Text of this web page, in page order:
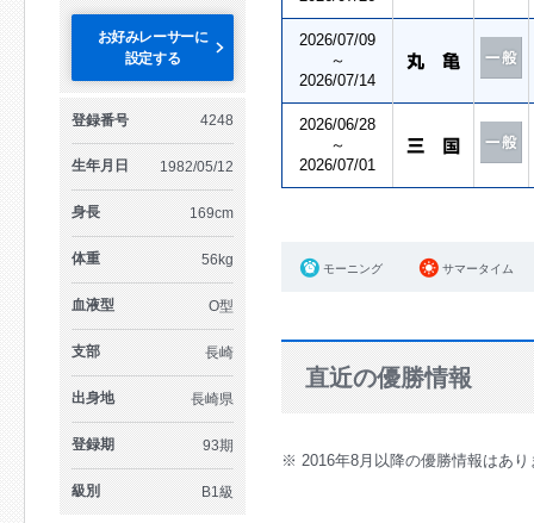
お好みレーサーに
設定する
登録番号 4248
生年月日 1982/05/12
身長 169cm
体重 56kg
血液型 O型
支部 長崎
出身地 長崎県
登録期 93期
級別 B1級
2026/07/09
～
2026/07/14
2026/06/28
～
2026/07/01
モーニング サマータイム
直近の優勝情報
※ 2016年8月以降の優勝情報はあり